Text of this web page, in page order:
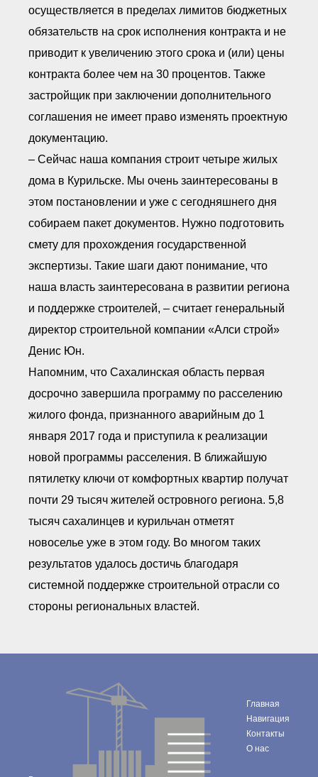
осуществляется в пределах лимитов бюджетных
обязательств на срок исполнения контракта и не
приводит к увеличению этого срока и (или) цены
контракта более чем на 30 процентов. Также
застройщик при заключении дополнительного
соглашения не имеет право изменять проектную
документацию.
– Сейчас наша компания строит четыре жилых
дома в Курильске. Мы очень заинтересованы в
этом постановлении и уже с сегодняшнего дня
собираем пакет документов. Нужно подготовить
смету для прохождения государственной
экспертизы. Такие шаги дают понимание, что
наша власть заинтересована в развитии региона
и поддержке строителей, – считает генеральный
директор строительной компании «Алси строй»
Денис Юн.
Напомним, что Сахалинская область первая
досрочно завершила программу по расселению
жилого фонда, признанного аварийным до 1
января 2017 года и приступила к реализации
новой программы расселения. В ближайшую
пятилетку ключи от комфортных квартир получат
почти 29 тысяч жителей островного региона. 5,8
тысяч сахалинцев и курильчан отметят
новоселье уже в этом году. Во многом таких
результатов удалось достичь благодаря
системной поддержке строительной отрасли со
стороны региональных властей.
Главная
Навигация
Контакты
О нас